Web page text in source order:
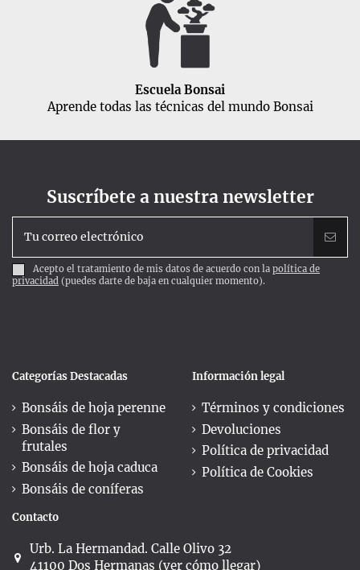
Escuela Bonsai
Aprende todas las técnicas del mundo Bonsai
Suscríbete a nuestra newsletter
Acepto el tratamiento de mis datos de acuerdo con la política de
privacidad (puedes darte de baja en cualquier momento).
Categorías Destacadas
Bonsáis de hoja perenne
Bonsáis de flor y
frutales
Bonsáis de hoja caduca
Bonsáis de coníferas
Información legal
Términos y condiciones
Devoluciones
Política de privacidad
Política de Cookies
Contacto
Urb. La Hermandad. Calle Olivo 32
41100 Dos Hermanas (ver cómo llegar)